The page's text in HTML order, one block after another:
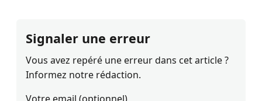
Signaler une erreur
Vous avez repéré une erreur dans cet article ?
Informez notre rédaction.
Votre email (optionnel)